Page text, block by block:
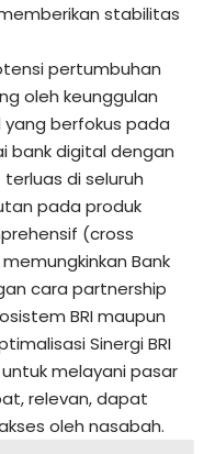
stabilitas
pertumbuhan
oleh keunggulan
berfokus pada
bank digital dengan
di seluruh
pada produk
(cross
Bank
cara partnership
BRI maupun
Sinergi BRI
melayani pasar
relevan, dapat
oleh nasabah.